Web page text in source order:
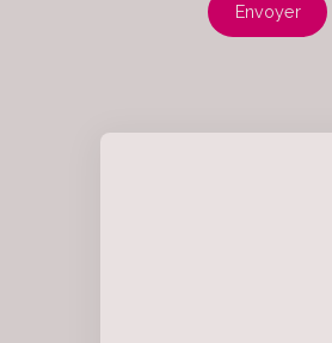
Envoyer